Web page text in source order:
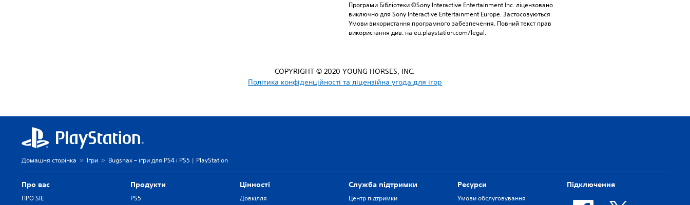
Програми Бібліотеки ©Sony Interactive Entertainment Inc. ліцензовано
виключно для Sony Interactive Entertainment Europe. Застосовуються
Умови використання програмного забезпечення. Повний текст прав
використання див. на eu.playstation.com/legal.
COPYRIGHT © 2020 YOUNG HORSES, INC.
Політика конфіденційності та ліцензійна угода для ігор
Домашня сторінка Ігри Bugsnax – ігри для PS4 і PS5 | PlayStation
Про вас
ПРО SIE
Продукти
PS5
Цiнностi
Довкілля
Служба підтримки
Центр підтримки
Ресурси
Умови обслуговування
Підключення